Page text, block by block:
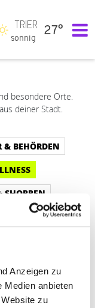
Anzeigen zu
Medien anbieten
zu
TRIER
sonnig
27°
besondere Orte.
deiner Stadt.
& BEHÖRDEN
SHOPPEN